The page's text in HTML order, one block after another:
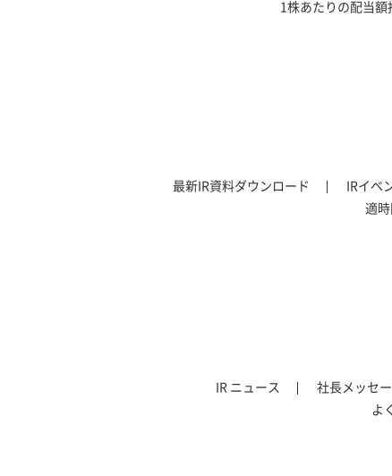
1株あたりの配当額
最新IR資料ダウンロード IRイベ
適
IR ニュース 社長メッセ
よ